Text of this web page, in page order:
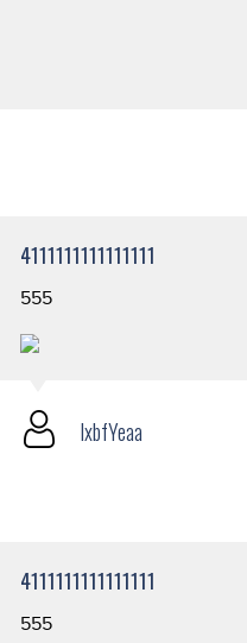
4111111111111111
555
lxbfYeaa
4111111111111111
555